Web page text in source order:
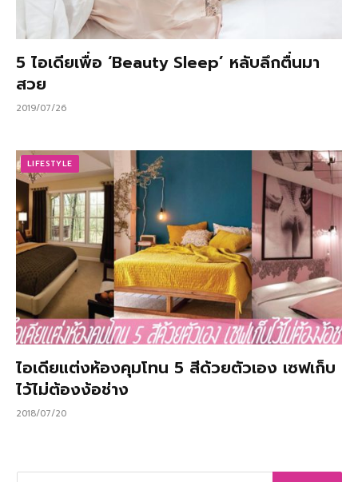
5 ไอเดียเพื่อ ‘Beauty Sleep’ หลับลึกตื่นมา
สวย
2019/07/26
LIFESTYLE
ไอเดียแต่งห้องคุมโทน 5 สีด้วยตัวเอง เซฟเก็บ
ไว้ไม่ต้องง้อช่าง
2018/07/20